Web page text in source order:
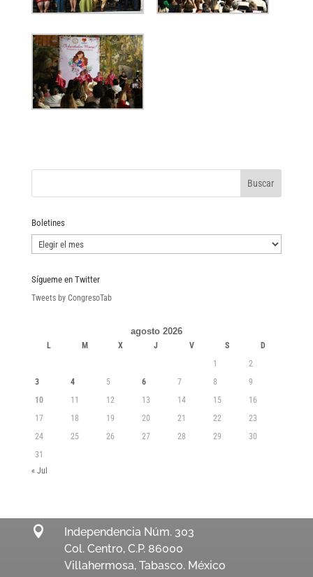
Boletines
Boletines
Sígueme en Twitter
Tweets by CongresoTab
agosto 2026
L M X J V S
D
1
2
3
4 5 6 7 8
9
10
11 12 13 14 15
16
17
18 19 20 21 22
23
24
25 26 27 28 29
30
31
« Jul

Independencia Núm. 303
Col. Centro, C.P. 86000
Villahermosa, Tabasco. México